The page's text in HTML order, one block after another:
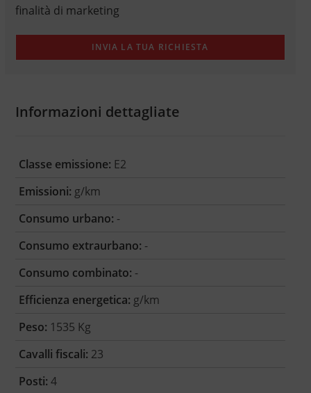
finalità di marketing
Informazioni dettagliate
Classe emissione: E2
Emissioni: g/km
Consumo urbano: -
Consumo extraurbano: -
Consumo combinato: -
Efficienza energetica: g/km
Peso: 1535 Kg
Cavalli fiscali: 23
Posti: 4